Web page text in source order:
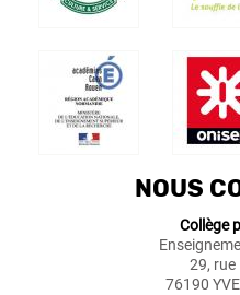
NOUS
Collège
29, rue
76190